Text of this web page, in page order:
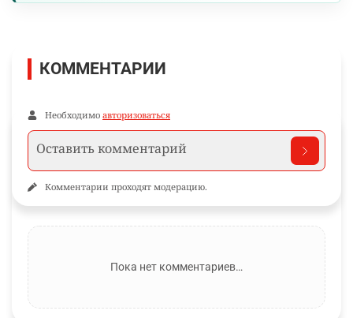
КОММЕНТАРИИ
Необходимо авторизоваться
Комментарии проходят модерацию.
Пока нет комментариев…